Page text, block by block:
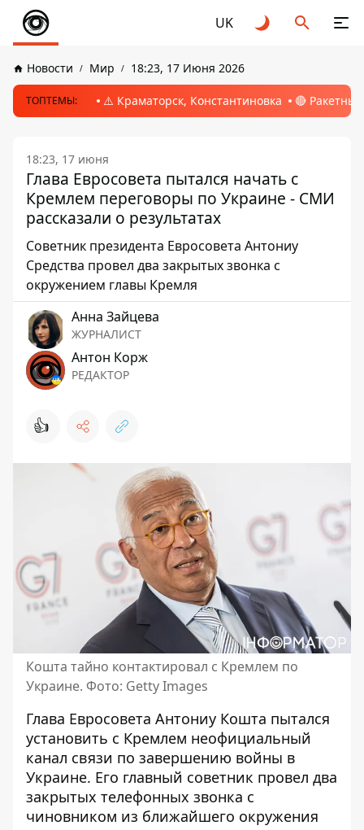
UK
Новости Мир 18:23, 17 Июня 2026
ТОПТЕМЫ: ⚠️ Краматорск, Константиновка 🔴
18:23, 17 июня
Глава Евросовета пытался начать с
Кремлем переговоры по Украине - СМИ
рассказали о результатах
Советник президента Евросовета Антониу
Средства провел два закрытых звонка с
окружением главы Кремля
Анна Зайцева
ЖУРНАЛИСТ
Антон Корж
РЕДАКТОР
👍
Кошта тайно контактировал с Кремлем по
Украине. Фото: Getty Images
Глава Евросовета Антониу Кошта пытался
установить с Кремлем неофициальный
канал связи по завершению войны в
Украине. Его главный советник провел два
закрытых телефонных звонка с
чиновником из ближайшего окружения